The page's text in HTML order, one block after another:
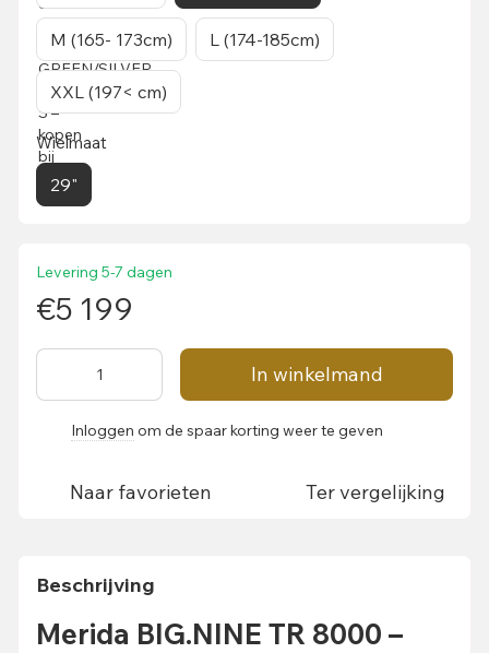
M (165- 173cm) L (174-185cm)
XXL (197< cm)
Wielmaat
29"
Levering 5-7 dagen
€5 199
In winkelmand
Inloggen om de spaar korting weer te geven
Naar favorieten Ter vergelijking
Beschrijving
Merida BIG.NINE TR 8000 –